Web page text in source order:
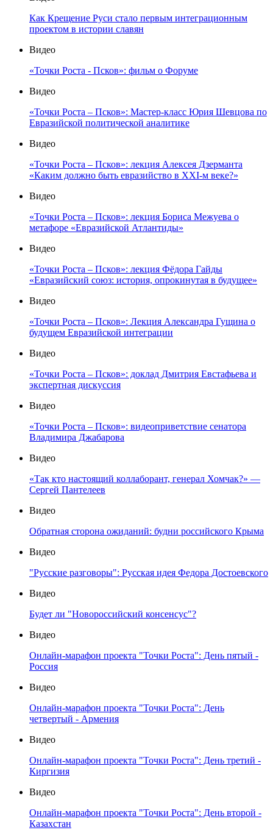
Как Крещение Руси стало первым интеграционным
проектом в истории славян
Видео
«Точки Роста - Псков»: фильм о Форуме
Видео
«Точки Роста – Псков»: Мастер-класс Юрия Шевцова по
Евразийской политической аналитике
Видео
«Точки Роста – Псков»: лекция Алексея Дзерманта
«Каким должно быть евразийство в XXI-м веке?»
Видео
«Точки Роста – Псков»: лекция Бориса Межуева о
метафоре «Евразийской Атлантиды»
Видео
«Точки Роста – Псков»: лекция Фёдора Гайды
«Евразийский союз: история, опрокинутая в будущее»
Видео
«Точки Роста – Псков»: Лекция Александра Гущина о
будущем Евразийской интеграции
Видео
«Точки Роста – Псков»: доклад Дмитрия Евстафьева и
экспертная дискуссия
Видео
«Точки Роста – Псков»: видеоприветствие сенатора
Владимира Джабарова
Видео
«Так кто настоящий коллаборант, генерал Хомчак?» —
Сергей Пантелеев
Видео
Обратная сторона ожиданий: будни российского Крыма
Видео
"Русские разговоры": Русская идея Федора Достоевского
Видео
Будет ли "Новороссийский консенсус"?
Видео
Онлайн-марафон проекта "Точки Роста": День пятый -
Россия
Видео
Онлайн-марафон проекта "Точки Роста": День
четвертый - Армения
Видео
Онлайн-марафон проекта "Точки Роста": День третий -
Киргизия
Видео
Онлайн-марафон проекта "Точки Роста": День второй -
Казахстан